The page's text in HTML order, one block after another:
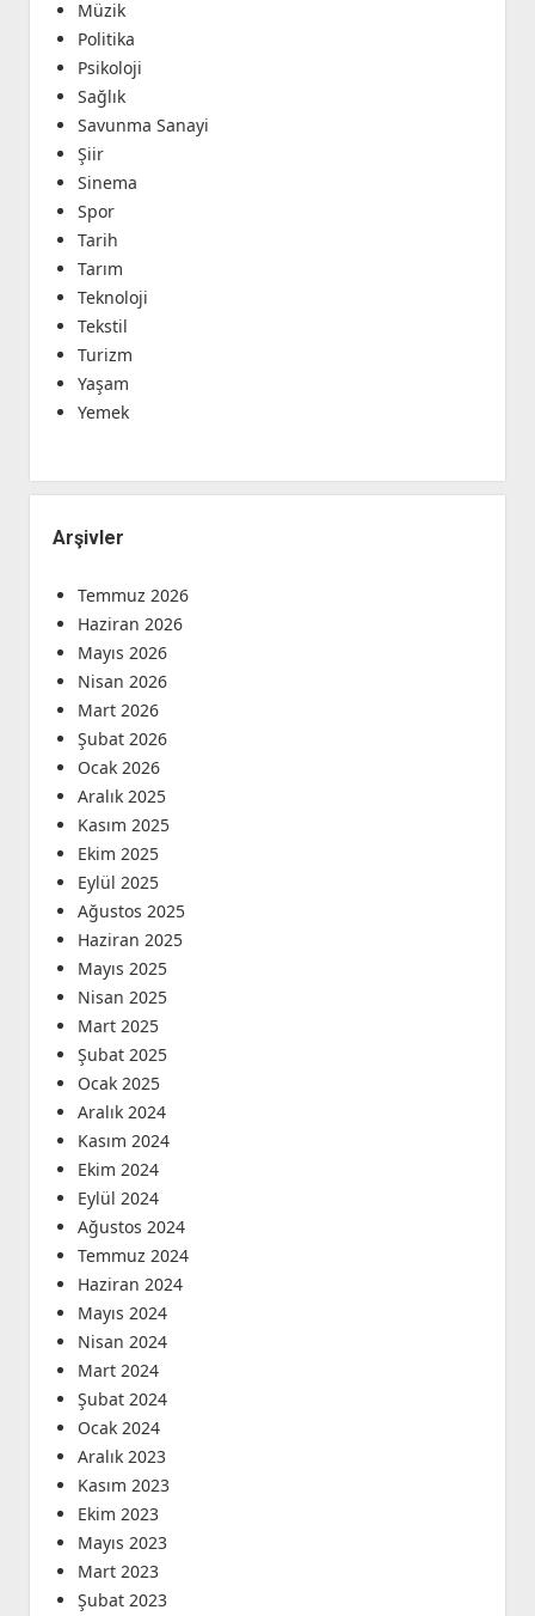
Müzik
Politika
Psikoloji
Sağlık
Savunma Sanayi
Şiir
Sinema
Spor
Tarih
Tarım
Teknoloji
Tekstil
Turizm
Yaşam
Yemek
Arşivler
Temmuz 2026
Haziran 2026
Mayıs 2026
Nisan 2026
Mart 2026
Şubat 2026
Ocak 2026
Aralık 2025
Kasım 2025
Ekim 2025
Eylül 2025
Ağustos 2025
Haziran 2025
Mayıs 2025
Nisan 2025
Mart 2025
Şubat 2025
Ocak 2025
Aralık 2024
Kasım 2024
Ekim 2024
Eylül 2024
Ağustos 2024
Temmuz 2024
Haziran 2024
Mayıs 2024
Nisan 2024
Mart 2024
Şubat 2024
Ocak 2024
Aralık 2023
Kasım 2023
Ekim 2023
Mayıs 2023
Mart 2023
Şubat 2023